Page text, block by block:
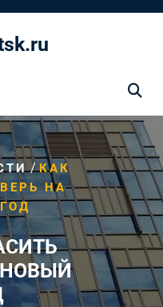
/КАК
НА